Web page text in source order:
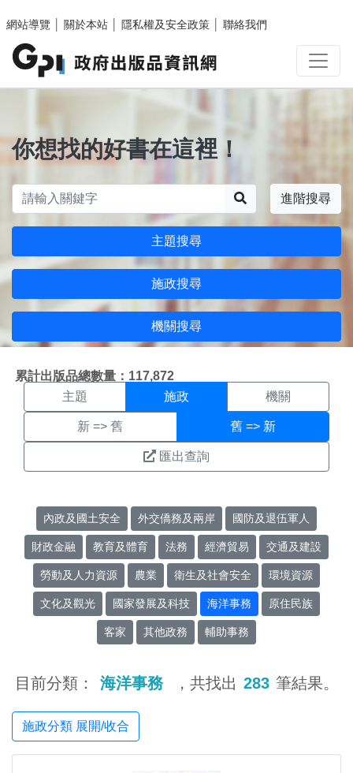
網站導覽
關於本站 隱私權及安全政策 聯絡我們
你想找的好書在這裡！
進階搜尋
主題搜尋
施政搜尋
機關搜尋
累計出版品總數量：117,872
施政搜尋結果頁面
主題 施政 機關
新 => 舊 舊 => 新
匯出查詢
內政及國土安全 外交僑務及兩岸 國防及退伍軍人
財政金融 教育及體育 法務 經濟貿易 交通及建設
勞動及人力資源 農業 衛生及社會安全 環境資源
文化及觀光 國家發展及科技 海洋事務 原住民族
客家 其他政務 輔助事務
目前分類： 海洋事務 ，共找出 283 筆結果。
施政分類 展開/收合